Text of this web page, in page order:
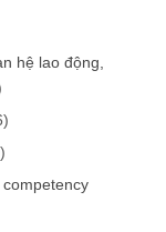
hệ lao động,